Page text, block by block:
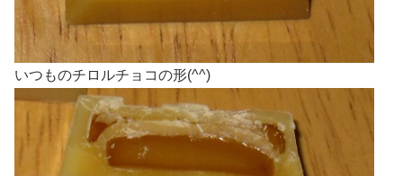
いつものチロルチョコの形(^^)